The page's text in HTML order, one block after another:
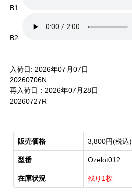
B1:
B2:
入荷日: 2026年07月07日
20260706N
再入荷日：2026年07月28日
20260727R
販売価格 3,800円(税込)
型番 Ozelot012
在庫状況 残り1枚